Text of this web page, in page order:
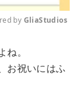
t
by GliaStudios
。
お祝いにはふ